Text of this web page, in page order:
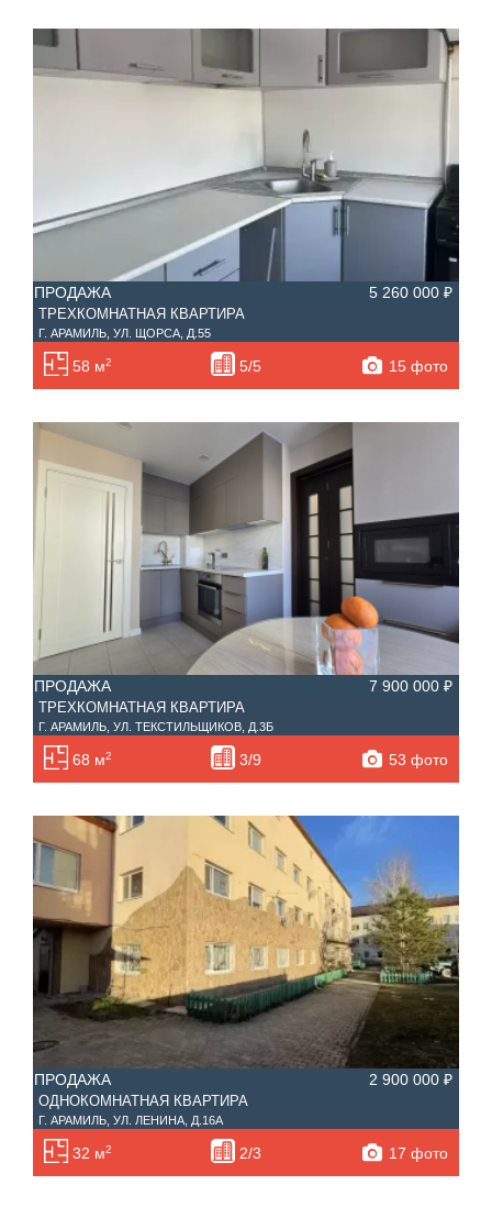
ПРОДАЖА 5 260 000 ₽
ТРЕХКОМНАТНАЯ КВАРТИРА
Г. АРАМИЛЬ, УЛ. ЩОРСА, Д.55
58 м2 5/5 15 фото
ПРОДАЖА 7 900 000 ₽
ТРЕХКОМНАТНАЯ КВАРТИРА
Г. АРАМИЛЬ, УЛ. ТЕКСТИЛЬЩИКОВ, Д.3Б
68 м2 3/9 53 фото
ПРОДАЖА 2 900 000 ₽
ОДНОКОМНАТНАЯ КВАРТИРА
Г. АРАМИЛЬ, УЛ. ЛЕНИНА, Д.16А
32 м2 2/3 17 фото